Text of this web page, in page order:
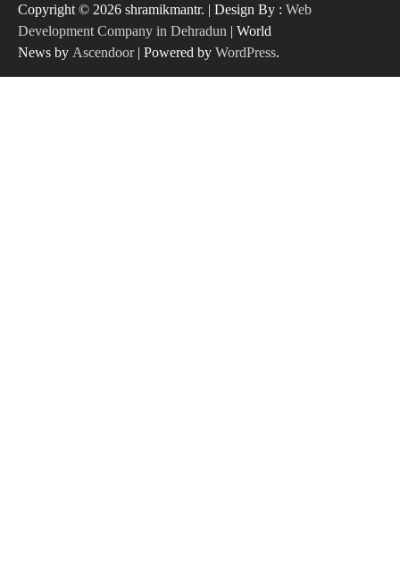
Copyright ©️ 2026 shramikmantr. | Design By : Web
Development Company in Dehradun | World
News by Ascendoor| Powered by WordPress.